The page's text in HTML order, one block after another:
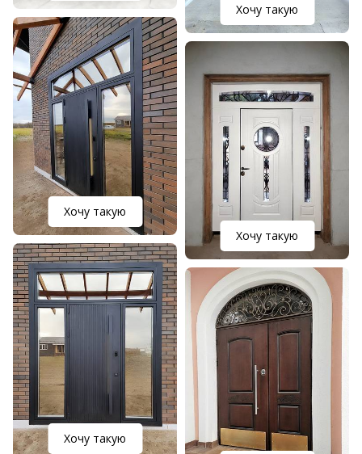
Хочу такую
Хочу такую
Хочу такую
Хочу такую